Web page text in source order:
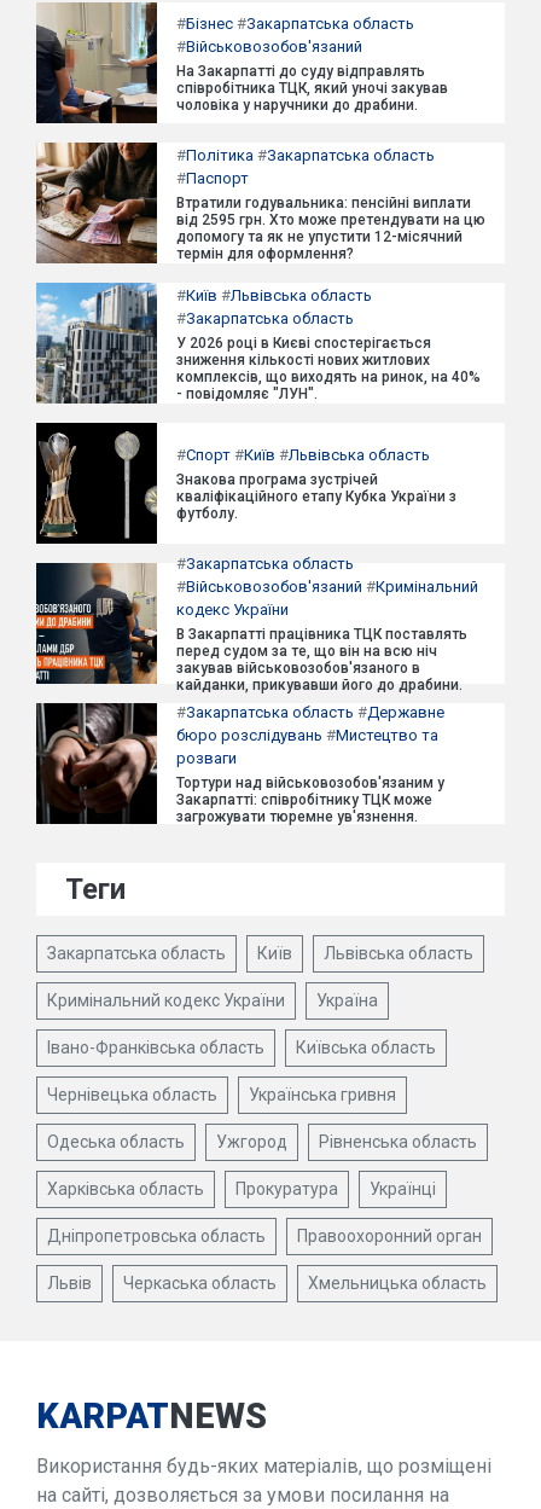
#Бізнес #Закарпатська область
#Військовозобов'язаний
На Закарпатті до суду відправлять
співробітника ТЦК, який уночі закував
чоловіка у наручники до драбини.
#Політика #Закарпатська область
#Паспорт
Втратили годувальника: пенсійні виплати
від 2595 грн. Хто може претендувати на цю
допомогу та як не упустити 12-місячний
термін для оформлення?
#Київ #Львівська область
#Закарпатська область
У 2026 році в Києві спостерігається
зниження кількості нових житлових
комплексів, що виходять на ринок, на 40%
- повідомляє "ЛУН".
#Спорт #Київ #Львівська область
Знакова програма зустрічей
кваліфікаційного етапу Кубка України з
футболу.
#Закарпатська область
#Військовозобов'язаний #Кримінальний
кодекс України
В Закарпатті працівника ТЦК поставлять
перед судом за те, що він на всю ніч
закував військовозобов'язаного в
кайданки, прикувавши його до драбини.
#Закарпатська область #Державне
бюро розслідувань #Мистецтво та
розваги
Тортури над військовозобов'язаним у
Закарпатті: співробітнику ТЦК може
загрожувати тюремне ув'язнення.
Теги
Закарпатська область Київ Львівська область
Кримінальний кодекс України Україна
Івано-Франківська область Київська область
Чернівецька область Українська гривня
Одеська область Ужгород Рівненська область
Харківська область Прокуратура Українці
Дніпропетровська область Правоохоронний орган
Львів Черкаська область Хмельницька область
KARPATNEWS
Використання будь-яких матеріалів, що розміщені
на сайті, дозволяється за умови посилання на